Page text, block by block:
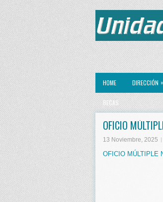
HOME DIRECCIÓN »
BECAS
OFICIO
13 Noviembre, 2025
OFICIO MÚLTIPLE